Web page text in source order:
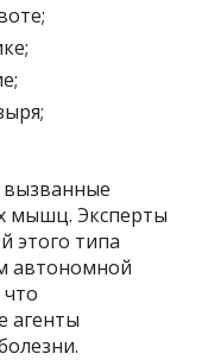
мышц. Эксперты
этого типа
автономной
агенты